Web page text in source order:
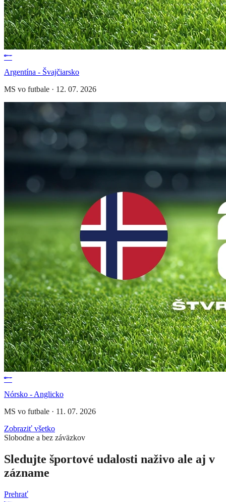
Argentína - Švajčiarsko
MS vo futbale · 12. 07. 2026
Nórsko - Anglicko
MS vo futbale · 11. 07. 2026
Zobraziť všetko
Slobodne a bez záväzkov
Sledujte športové udalosti naživo ale aj v
zázname
Prehrať